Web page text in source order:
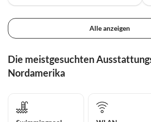
Alle anzeigen
Die meistgesuchten
Nordamerika